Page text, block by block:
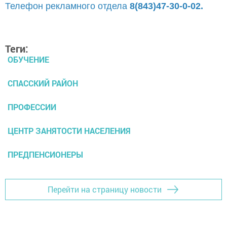
Телефон рекламного отдела 8(843)47-30-0-02.
Теги:
ОБУЧЕНИЕ
СПАССКИЙ РАЙОН
ПРОФЕССИИ
ЦЕНТР ЗАНЯТОСТИ НАСЕЛЕНИЯ
ПРЕДПЕНСИОНЕРЫ
Перейти на страницу новости